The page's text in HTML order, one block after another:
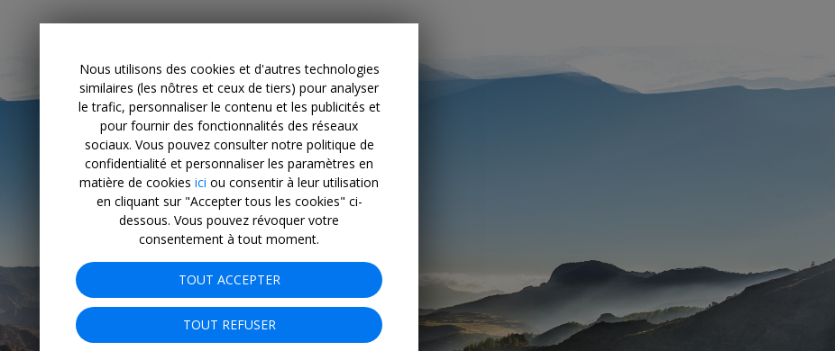
Nous utilisons des cookies et d'autres technologies
similaires (les nôtres et ceux de tiers) pour analyser
le trafic, personnaliser le contenu et les publicités et
pour fournir des fonctionnalités des réseaux
sociaux. Vous pouvez consulter notre politique de
confidentialité et personnaliser les paramètres en
matière de cookies ici ou consentir à leur utilisation
en cliquant sur "Accepter tous les cookies" ci-
dessous. Vous pouvez révoquer votre
consentement à tout moment.
TOUT ACCEPTER
TOUT REFUSER